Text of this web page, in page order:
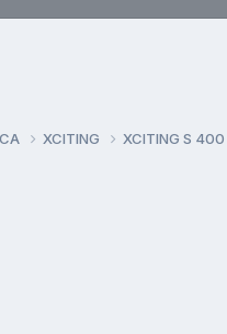
XCITING XCITING S 400